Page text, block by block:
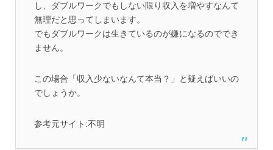
し、ダブルワークでもしない限り収入を増やすなんて
無理だと思ってしまいます。
でもダブルワークは生きているのが嫌になるのででき
ません。
この場合「収入少ないなんて本当？」と疑えばいいの
でしょうか。
参考元サイト:不明